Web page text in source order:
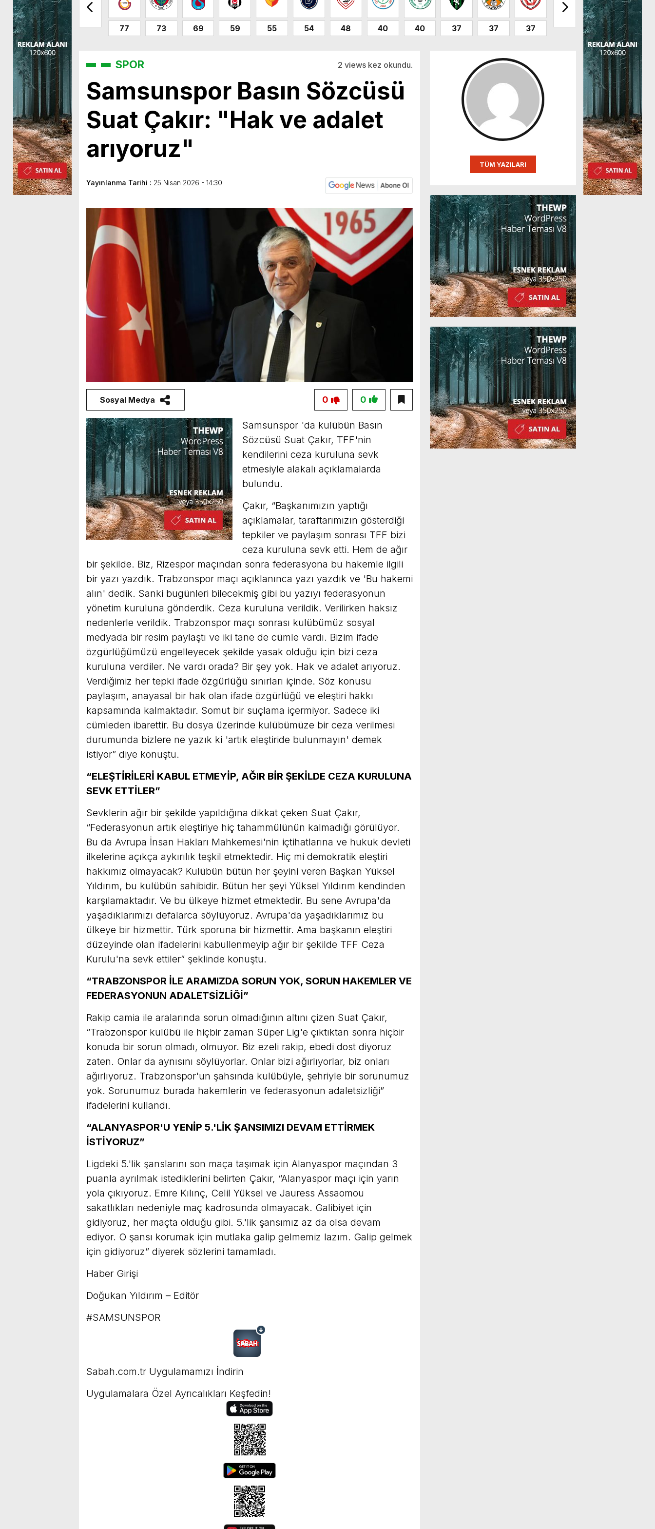
77 73 69 59 55 54 48 40 40 37 37 37 32 32 31
SPOR 2 views kez okundu.
Samsunspor Basın Sözcüsü
Suat Çakır: "Hak ve adalet
arıyoruz"
Yayınlanma Tarihi : 25 Nisan 2026 - 14:30
Sosyal Medya 0
0
Samsunspor 'da kulübün Basın
Sözcüsü Suat Çakır, TFF'nin
kendilerini ceza kuruluna sevk
etmesiyle alakalı açıklamalarda
bulundu.
Çakır, “Başkanımızın yaptığı
açıklamalar, taraftarımızın gösterdiği
tepkiler ve paylaşım sonrası TFF bizi
ceza kuruluna sevk etti. Hem de ağır
bir şekilde. Biz, Rizespor maçından sonra federasyona bu hakemle ilgili
bir yazı yazdık. Trabzonspor maçı açıklanınca yazı yazdık ve 'Bu hakemi
alın' dedik. Sanki bugünleri bilecekmiş gibi bu yazıyı federasyonun
yönetim kuruluna gönderdik. Ceza kuruluna verildik. Verilirken haksız
nedenlerle verildik. Trabzonspor maçı sonrası kulübümüz sosyal
medyada bir resim paylaştı ve iki tane de cümle vardı. Bizim ifade
özgürlüğümüzü engelleyecek şekilde yasak olduğu için bizi ceza
kuruluna verdiler. Ne vardı orada? Bir şey yok. Hak ve adalet arıyoruz.
Verdiğimiz her tepki ifade özgürlüğü sınırları içinde. Söz konusu
paylaşım, anayasal bir hak olan ifade özgürlüğü ve eleştiri hakkı
kapsamında kalmaktadır. Somut bir suçlama içermiyor. Sadece iki
cümleden ibarettir. Bu dosya üzerinde kulübümüze bir ceza verilmesi
durumunda bizlere ne yazık ki 'artık eleştiride bulunmayın' demek
istiyor” diye konuştu.
“ELEŞTİRİLERİ KABUL ETMEYİP, AĞIR BİR ŞEKİLDE CEZA KURULUNA
SEVK ETTİLER”
Sevklerin ağır bir şekilde yapıldığına dikkat çeken Suat Çakır,
“Federasyonun artık eleştiriye hiç tahammülünün kalmadığı görülüyor.
Bu da Avrupa İnsan Hakları Mahkemesi'nin içtihatlarına ve hukuk devleti
ilkelerine açıkça aykırılık teşkil etmektedir. Hiç mi demokratik eleştiri
hakkımız olmayacak? Kulübün bütün her şeyini veren Başkan Yüksel
Yıldırım, bu kulübün sahibidir. Bütün her şeyi Yüksel Yıldırım kendinden
karşılamaktadır. Ve bu ülkeye hizmet etmektedir. Bu sene Avrupa'da
yaşadıklarımızı defalarca söylüyoruz. Avrupa'da yaşadıklarımız bu
ülkeye bir hizmettir. Türk sporuna bir hizmettir. Ama başkanın eleştiri
düzeyinde olan ifadelerini kabullenmeyip ağır bir şekilde TFF Ceza
Kurulu'na sevk ettiler” şeklinde konuştu.
“TRABZONSPOR İLE ARAMIZDA SORUN YOK, SORUN HAKEMLER VE
FEDERASYONUN ADALETSİZLİĞİ”
Rakip camia ile aralarında sorun olmadığının altını çizen Suat Çakır,
“Trabzonspor kulübü ile hiçbir zaman Süper Lig'e çıktıktan sonra hiçbir
konuda bir sorun olmadı, olmuyor. Biz ezeli rakip, ebedi dost diyoruz
zaten. Onlar da aynısını söylüyorlar. Onlar bizi ağırlıyorlar, biz onları
ağırlıyoruz. Trabzonspor'un şahsında kulübüyle, şehriyle bir sorunumuz
yok. Sorunumuz burada hakemlerin ve federasyonun adaletsizliği”
ifadelerini kullandı.
“ALANYASPOR'U YENİP 5.'LİK ŞANSIMIZI DEVAM ETTİRMEK
İSTİYORUZ”
Ligdeki 5.'lik şanslarını son maça taşımak için Alanyaspor maçından 3
puanla ayrılmak istediklerini belirten Çakır, “Alanyaspor maçı için yarın
yola çıkıyoruz. Emre Kılınç, Celil Yüksel ve Jauress Assaomou
sakatlıkları nedeniyle maç kadrosunda olmayacak. Galibiyet için
gidiyoruz, her maçta olduğu gibi. 5.'lik şansımız az da olsa devam
ediyor. O şansı korumak için mutlaka galip gelmemiz lazım. Galip gelmek
için gidiyoruz” diyerek sözlerini tamamladı.
Haber Girişi
Doğukan Yıldırım – Editör
#SAMSUNSPOR
Sabah.com.tr Uygulamamızı İndirin
Uygulamalara Özel Ayrıcalıkları Keşfedin!
TÜM YAZILARI